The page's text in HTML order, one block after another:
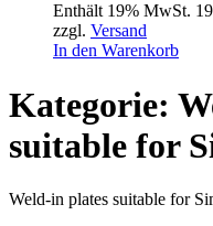
Enthält 19% MwSt.
zzgl. Versand
In den Warenkorb
Kategorie:
suitable for
Weld-in plates suitable for